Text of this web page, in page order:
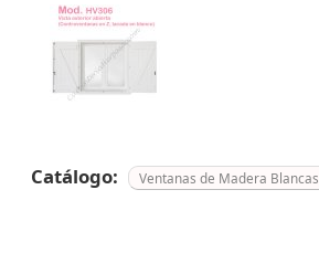
Catálogo: Ventanas de Madera Blancas